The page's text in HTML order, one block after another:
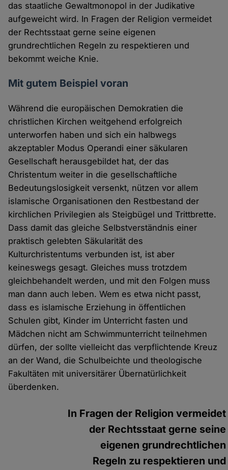
das staatliche Gewaltmonopol in der Judikative
aufgeweicht wird. In Fragen der Religion vermeidet
der Rechtsstaat gerne seine eigenen
grundrechtlichen Regeln zu respektieren und
bekommt weiche Knie.
Mit gutem Beispiel voran
Während die europäischen Demokratien die
christlichen Kirchen weitgehend erfolgreich
unterworfen haben und sich ein halbwegs
akzeptabler Modus Operandi einer säkularen
Gesellschaft herausgebildet hat, der das
Christentum weiter in die gesellschaftliche
Bedeutungslosigkeit versenkt, nützen vor allem
islamische Organisationen den Restbestand der
kirchlichen Privilegien als Steigbügel und Trittbrette.
Dass damit das gleiche Selbstverständnis einer
praktisch gelebten Säkularität des
Kulturchristentums verbunden ist, ist aber
keineswegs gesagt. Gleiches muss trotzdem
gleichbehandelt werden, und mit den Folgen muss
man dann auch leben. Wem es etwa nicht passt,
dass es islamische Erziehung in öffentlichen
Schulen gibt, Kinder im Unterricht fasten und
Mädchen nicht am Schwimmunterricht teilnehmen
dürfen, der sollte vielleicht das verpflichtende Kreuz
an der Wand, die Schulbeichte und theologische
Fakultäten mit universitärer Übernatürlichkeit
überdenken.
In Fragen der Religion vermeidet
der Rechtsstaat gerne seine
eigenen grundrechtlichen
Regeln zu respektieren und